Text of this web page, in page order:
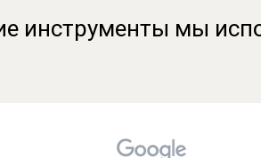
инструменты мы